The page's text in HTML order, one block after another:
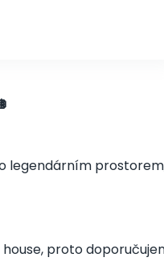
legendárním
proto